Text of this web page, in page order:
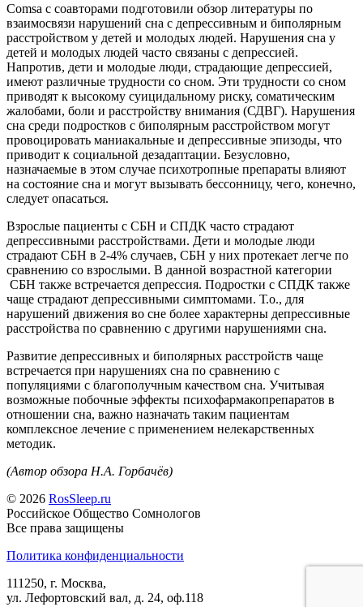
Comsa с соавторами подготовили обзор литературы по
взаимосвязи нарушений сна с депрессивным и биполярным
расстройством у детей и молодых людей. Нарушения сна у
детей и молодых людей часто связаны с депрессией.
Напротив, дети и молодые люди, страдающие депрессией,
имеют различные трудности со сном. Эти трудности со сном
приводят к высокому суицидальному риску, соматическим
жалобами, боли и расстройству внимания (СДВГ). Нарушения
сна среди подростков с биполярным расстройством могут
провоцировать маниакальные и депрессивные эпизоды, что
приводит к социальной дезадаптации. Безусловно,
назначаемые в этом случае психотропные препараты влияют
на состояние сна и могут вызывать бессонницу, чего, конечно,
следует опасаться.
Взрослые пациенты с СБН и СПДК часто страдают
депрессивными расстройствами. Дети и молодые люди
страдают СБН в 2-4% случаев, СБН у них протекает легче по
сравнению со взрослыми. В данной возрастной категории
СБН также встречается депрессия. Подростки с СПДК также
чаще страдают депрессивными симптомами. Т.о., для
нарушений движения во сне более характерны депрессивные
расстройства по сравнению с другими нарушениями сна.
Развитие депрессивных и биполярных расстройств чаще
встречается при нарушениях сна по сравнению с
популяциями с благополучным качеством сна. Учитывая
возможные побочные эффекты психофармакопрепаратов в
отношении сна, важно назначать таким пациентам
комплексное лечение с применением нелекарственных
методик.
(Автор обзора Н.А. Горбачёв)
© 2026 RosSleep.ru
Российское Общество Сомнологов
Все права защищены
Политика конфиденциальности
111250, г. Москва,
ул. Лефортовский вал, д. 24, оф.118